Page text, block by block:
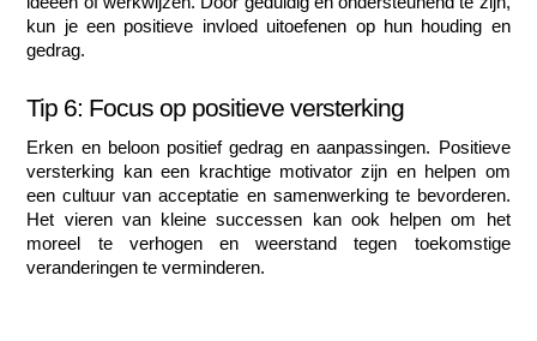
kun je een positieve invloed uitoefenen op hun houding en
gedrag.
Tip 6: Focus op positieve versterking
Erken en beloon positief gedrag en aanpassingen. Positieve
versterking kan een krachtige motivator zijn en helpen om
een cultuur van acceptatie en samenwerking te bevorderen.
Het vieren van kleine successen kan ook helpen om het
moreel te verhogen en weerstand tegen toekomstige
veranderingen te verminderen.